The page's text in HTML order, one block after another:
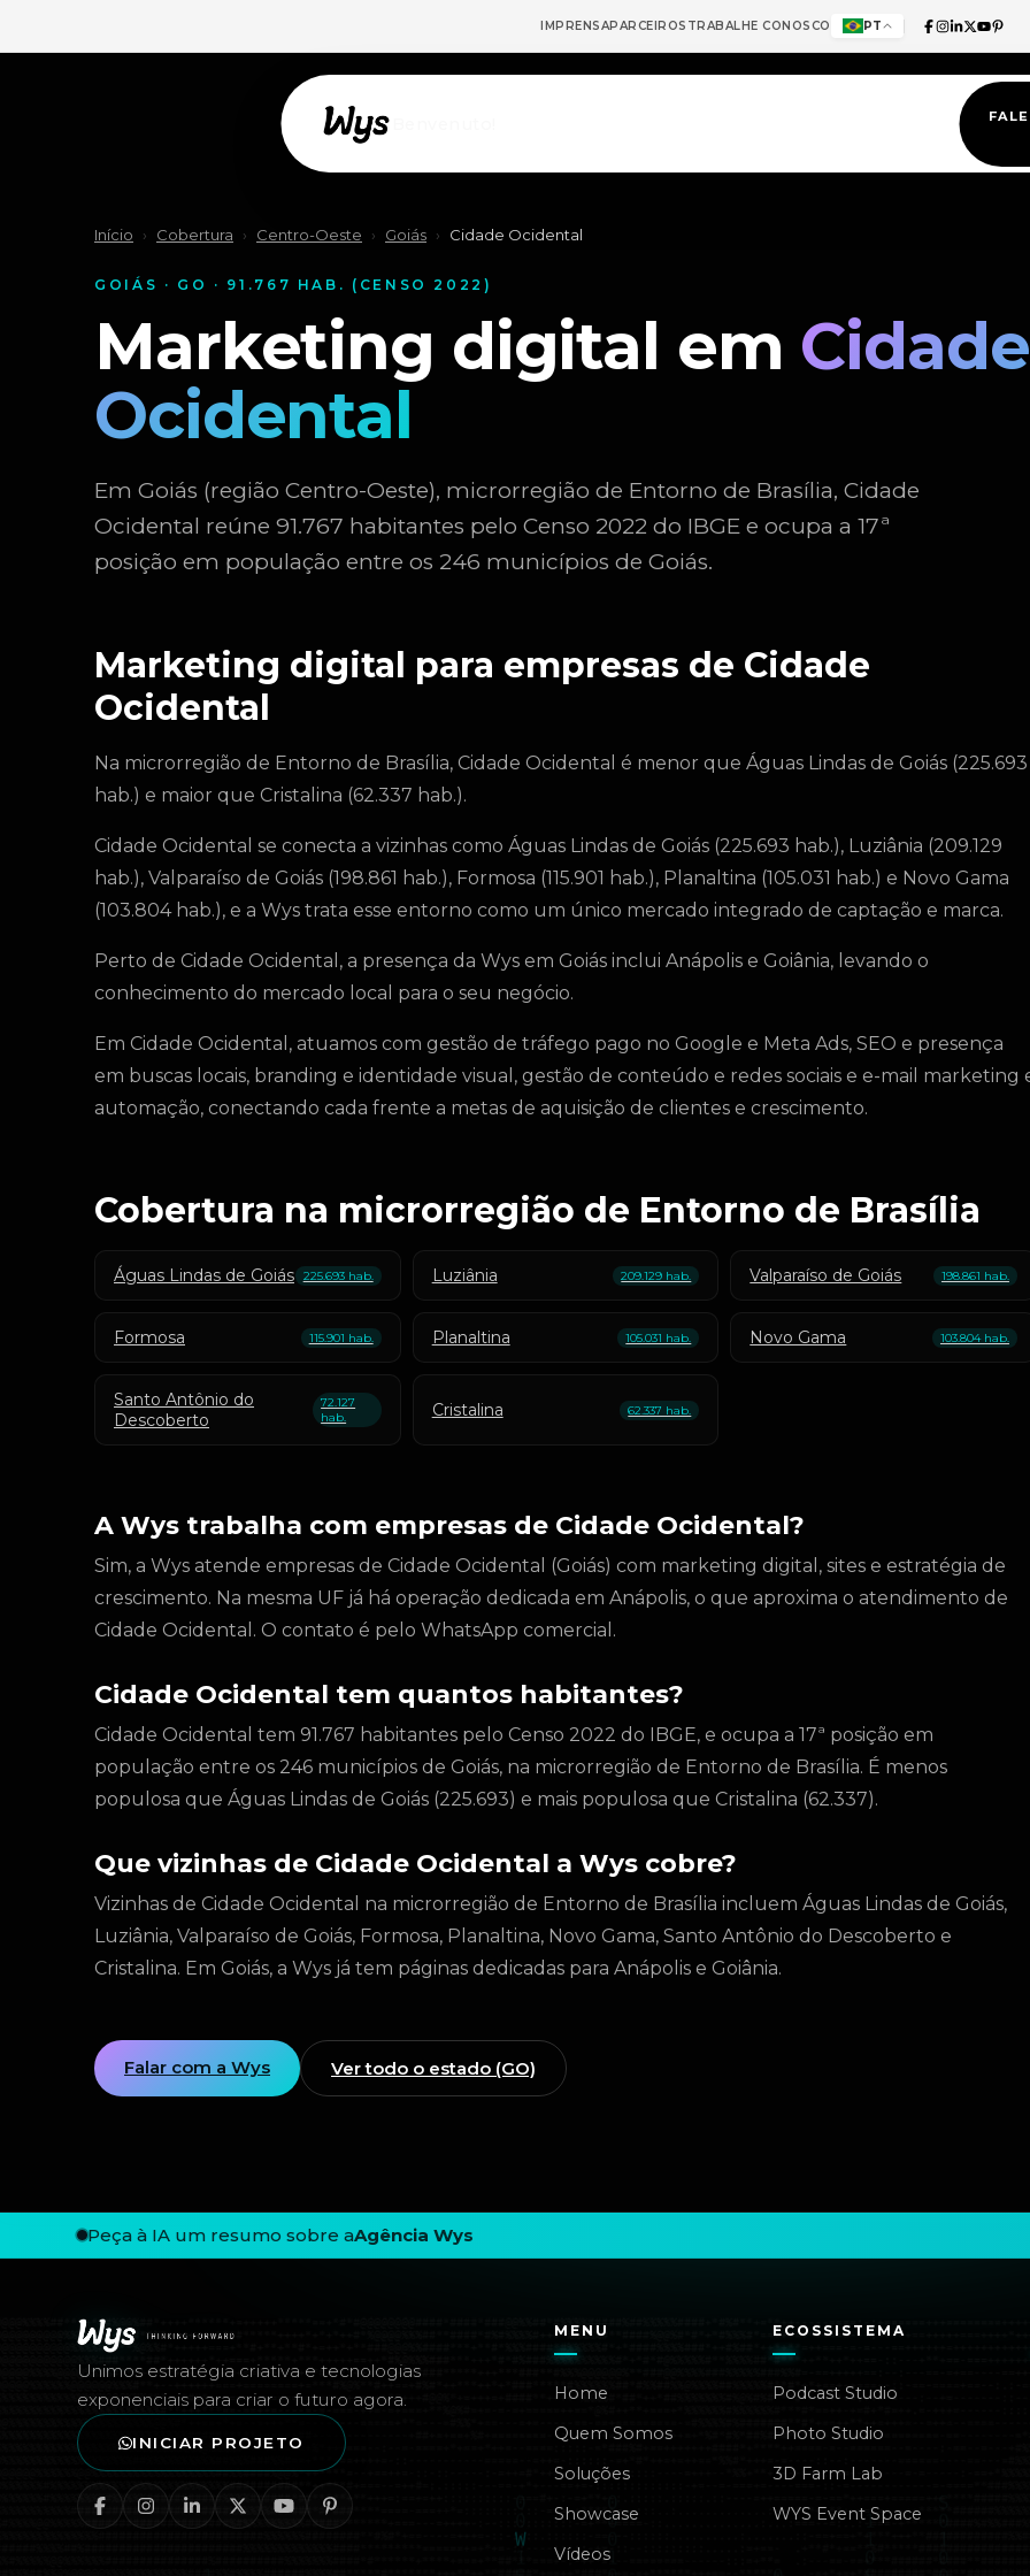
IMPRENSAPARCEIROS TRABALHE CONOSCO PT
Início › Cobertura › Centro-Oeste › Goiás › Cidade Ocidental
GOIÁS · GO · 91.767 HAB. (CENSO 2022)
Marketing digital em Cidade
Ocidental
Em Goiás (região Centro-Oeste), microrregião de Entorno de Brasília, Cidade
Ocidental reúne 91.767 habitantes pelo Censo 2022 do IBGE e ocupa a 17ª
posição em população entre os 246 municípios de Goiás.
Marketing digital para empresas de Cidade
Ocidental
Na microrregião de Entorno de Brasília, Cidade Ocidental é menor que Águas Lindas de Goiás (225.693
hab.) e maior que Cristalina (62.337 hab.).
Cidade Ocidental se conecta a vizinhas como Águas Lindas de Goiás (225.693 hab.), Luziânia (209.129
hab.), Valparaíso de Goiás (198.861 hab.), Formosa (115.901 hab.), Planaltina (105.031 hab.) e Novo Gama
(103.804 hab.), e a Wys trata esse entorno como um único mercado integrado de captação e marca.
Perto de Cidade Ocidental, a presença da Wys em Goiás inclui Anápolis e Goiânia, levando o
conhecimento do mercado local para o seu negócio.
Em Cidade Ocidental, atuamos com gestão de tráfego pago no Google e Meta Ads, SEO e presença
em buscas locais, branding e identidade visual, gestão de conteúdo e redes sociais e e-mail marketing
automação, conectando cada frente a metas de aquisição de clientes e crescimento.
Cobertura na microrregião de Entorno de Brasília
Águas Lindas de Goiás 225.693 hab. Luziânia 209.129 hab. Valparaíso de Goiás 198.861 hab.
Formosa 115.901 hab. Planaltina 105.031 hab. Novo Gama 103.804 hab.
Santo Antônio do
Descoberto
72.127
hab.
Cristalina 62.337 hab.
A Wys trabalha com empresas de Cidade Ocidental?
Sim, a Wys atende empresas de Cidade Ocidental (Goiás) com marketing digital, sites e estratégia de
crescimento. Na mesma UF já há operação dedicada em Anápolis, o que aproxima o atendimento de
Cidade Ocidental. O contato é pelo WhatsApp comercial.
Cidade Ocidental tem quantos habitantes?
Cidade Ocidental tem 91.767 habitantes pelo Censo 2022 do IBGE, e ocupa a 17ª posição em
população entre os 246 municípios de Goiás, na microrregião de Entorno de Brasília. É menos
populosa que Águas Lindas de Goiás (225.693) e mais populosa que Cristalina (62.337).
Que vizinhas de Cidade Ocidental a Wys cobre?
Vizinhas de Cidade Ocidental na microrregião de Entorno de Brasília incluem Águas Lindas de Goiás,
Luziânia, Valparaíso de Goiás, Formosa, Planaltina, Novo Gama, Santo Antônio do Descoberto e
Cristalina. Em Goiás, a Wys já tem páginas dedicadas para Anápolis e Goiânia.
Falar com a Wys Ver todo o estado (GO)
Rodapé — Agência Wys
Peça à IA um resumo sobre aAgência Wys
Unimos estratégia criativa e tecnologias
exponenciais para criar o futuro agora.
INICIAR PROJETO
MENU
Home
Quem Somos
Soluções
Showcase
Vídeos
ECOSSISTEMA
Podcast Studio
Photo Studio
3D Farm Lab
WYS Event Space